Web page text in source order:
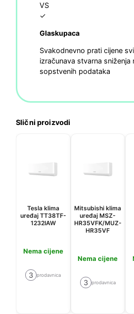
VS
✓
Glaskupaca
Svakodnevno prati cijene
izračunava stvarna sniženja
sopstvenih podataka
Slični proizvodi
Tesla klima
uređaj TT38TF-
1232IAW
Nema cijene
3 prodavnica
Mitsubishi klima
uređaj MSZ-
HR35VFK/MUZ-
HR35VF
Nema cijene
3 prodavnica